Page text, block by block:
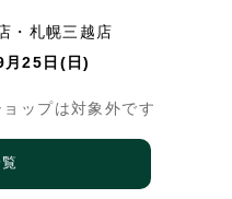
・札幌三越店
25日(日)
ップは対象外です